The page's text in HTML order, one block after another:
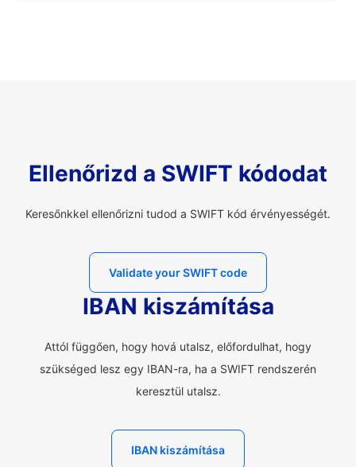
Ellenőrizd a SWIFT kódodat
Keresőnkkel ellenőrizni tudod a SWIFT kód érvényességét.
Validate your SWIFT code
IBAN kiszámítása
Attól függően, hogy hová utalsz, előfordulhat, hogy
szükséged lesz egy IBAN-ra, ha a SWIFT rendszerén
keresztül utalsz.
IBAN kiszámítása